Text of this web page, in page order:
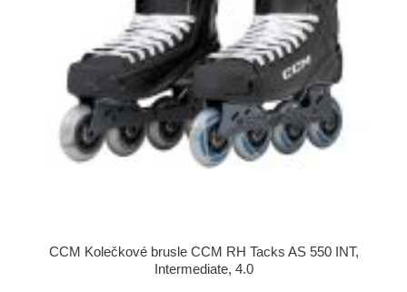
CCM Kolečkové brusle CCM RH Tacks AS 550 INT,
Intermediate, 4.0